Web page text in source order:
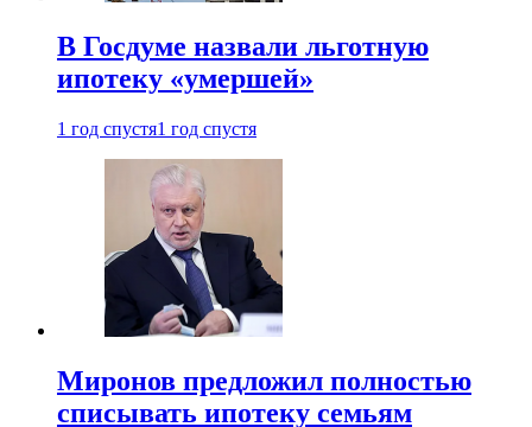
В Госдуме назвали льготную
ипотеку «умершей»
1 год спустя1 год спустя
Миронов предложил полностью
списывать ипотеку семьям